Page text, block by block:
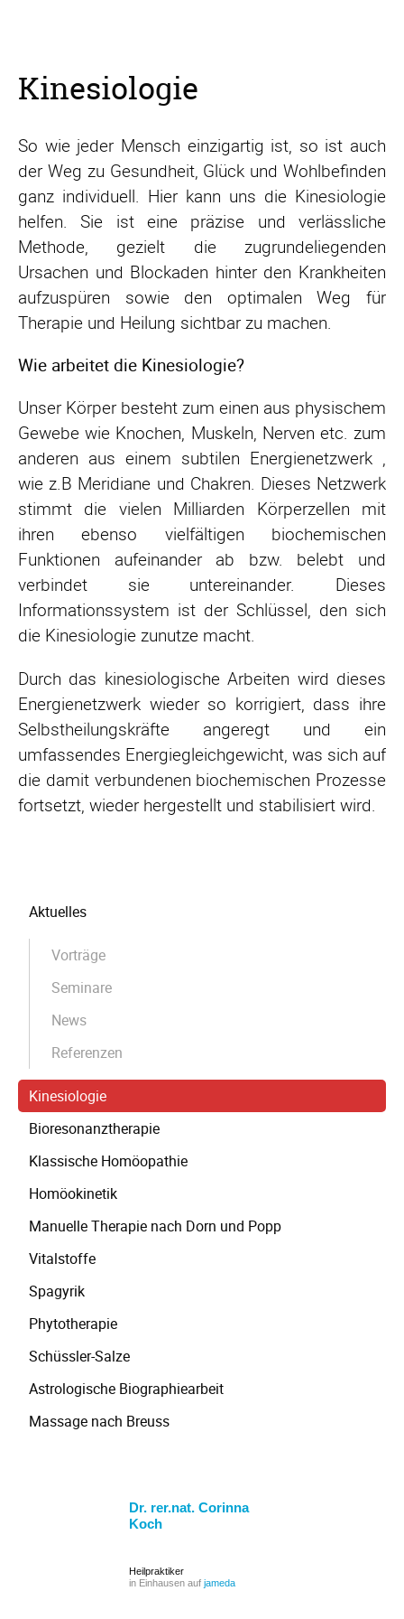
Kinesiologie
So wie jeder Mensch einzigartig ist, so ist auch
der Weg zu Gesundheit, Glück und Wohlbefinden
ganz individuell. Hier kann uns die Kinesiologie
helfen. Sie ist eine präzise und verlässliche
Methode, gezielt die zugrundeliegenden
Ursachen und Blockaden hinter den Krankheiten
aufzuspüren sowie den optimalen Weg für
Therapie und Heilung sichtbar zu machen.
Wie arbeitet die Kinesiologie?
Unser Körper besteht zum einen aus physischem
Gewebe wie Knochen, Muskeln, Nerven etc. zum
anderen aus einem subtilen Energienetzwerk ,
wie z.B Meridiane und Chakren. Dieses Netzwerk
stimmt die vielen Milliarden Körperzellen mit
ihren ebenso vielfältigen biochemischen
Funktionen aufeinander ab bzw. belebt und
verbindet sie untereinander. Dieses
Informationssystem ist der Schlüssel, den sich
die Kinesiologie zunutze macht.
Durch das kinesiologische Arbeiten wird dieses
Energienetzwerk wieder so korrigiert, dass ihre
Selbstheilungskräfte angeregt und ein
umfassendes Energiegleichgewicht, was sich auf
die damit verbundenen biochemischen Prozesse
fortsetzt, wieder hergestellt und stabilisiert wird.
überspringen
Aktuelles
Vorträge
Seminare
News
Referenzen
Kinesiologie
Bioresonanztherapie
Klassische Homöopathie
Homöokinetik
Manuelle Therapie nach Dorn und Popp
Vitalstoffe
Spagyrik
Phytotherapie
Schüssler-Salze
Astrologische Biographiearbeit
Massage nach Breuss
Dr. rer.nat. Corinna
Koch
Heilpraktiker
in Einhausen auf jameda